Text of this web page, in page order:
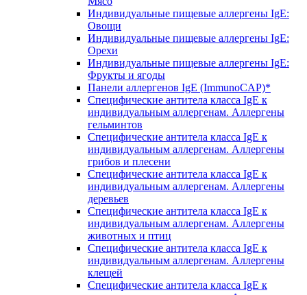
Индивидуальные пищевые аллергены IgE:
Овощи
Индивидуальные пищевые аллергены IgE:
Орехи
Индивидуальные пищевые аллергены IgE:
Фрукты и ягоды
Панели аллергенов IgE (ImmunoCAP)*
Специфические антитела класса IgE к
индивидуальным аллергенам. Аллергены
гельминтов
Специфические антитела класса IgE к
индивидуальным аллергенам. Аллергены
грибов и плесени
Специфические антитела класса IgE к
индивидуальным аллергенам. Аллергены
деревьев
Специфические антитела класса IgE к
индивидуальным аллергенам. Аллергены
животных и птиц
Специфические антитела класса IgE к
индивидуальным аллергенам. Аллергены
клещей
Специфические антитела класса IgE к